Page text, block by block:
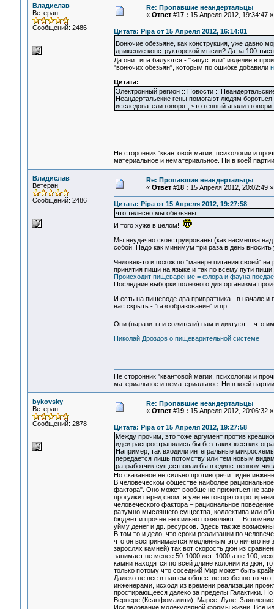
Владислав
Ветеран
Сообщений: 2486
Re: Пропавшие неандертальцы
« Ответ #17 : 15 Апреля 2012, 19:34:47 »
Цитата: Pipa от 15 Апреля 2012, 16:14:01
Вонючие обезьяне, как конструкция, уже давно
движение конструкторской мысли? Да за 100
Да они типа балуются - "запустили" изделие в
"вонючих обезьян", которым по ошибке добавили
Цитата:
Электронный регион :: Новости ::
Неандертальские гены помогают людям
исследователи говорят, что генный анализ
Не сторонник "квантовой магии, психологии и
материальное и нематериальное. Ни в коей
Владислав
Ветеран
Сообщений: 2486
Re: Пропавшие неандертальцы
« Ответ #18 : 15 Апреля 2012, 20:02:49 »
Цитата: Pipa от 15 Апреля 2012, 19:27:58
что телесно мы обезьяны
И того хуже в целом!
Мы неудачно сконструированы (как насмешка
собой. Надо как минимум три раза в день
Человек-то и похож по "манере питания своей"
принятия пищи на языке и так по всему пути пищи.
Происходит пищеварение = флора и фауна
Последние выборки полезного для организма
И есть на пищеводе два привратника - в начале
нас скрыть - "газообразование" и пр.
Они (паразиты и сожители) нам и диктуют: - что
Николай Дроздов о пищеварительной системе
Не сторонник "квантовой магии, психологии и
материальное и нематериальное. Ни в коей
bykovsky
Ветеран
Сообщений: 2878
Re: Пропавшие неандертальцы
« Ответ #19 : 15 Апреля 2012, 20:06:32 »
Цитата: Pipa от 15 Апреля 2012, 19:27:58
Между прочим, это тоже аргумент против
идеи распространялись бы без таких жестких
Например, так входили интегральные
передается лишь потомству или тем новым
разработчик существовал бы в единственном
Но сказанное не сильно противоречит идее
В человеческом обществе наиболее
фактора". Оно может вообще не прижиться не
прогулки перед сном, я уже не говорю о
человеческого фактора – рациональное
разумно мыслящего существа, коллектива или
бюджет и прочее не сильно позволяют...
уйму денег и др. ресурсов. Здесь так же
В том то и дело, что сроки реализации по
что он воспринимается медленным это ничего
зарослях камней) так вот скорость дюн из
занимает не менее 50-1000 лет. 1000 а не 100,
камни находятся по всей длине колонии из дюн,
только потому что соседний Мир может быть
Далеко не все в нашем обществе особенно то что
инженерами, исходя из времени реализации
простирающееся далеко за пределы Галактики.
Вернере (Ксанфомалити), Марсе, Луне.
Исследование молекулярной формы жизни. Все